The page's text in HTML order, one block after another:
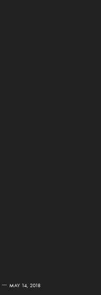
MAY 14, 2018